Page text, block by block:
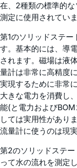
在、2種類の標準的
測定に使用されていま
第1のソリッドステ
す。基本的には、導
されます。磁場は液
量計は非常に高精度
実現するために非常
大きな電力を消費し
能(と電力および
しては実用性があり
流量計に使うのは現
第2のソリッドステ
って水の流れを測定